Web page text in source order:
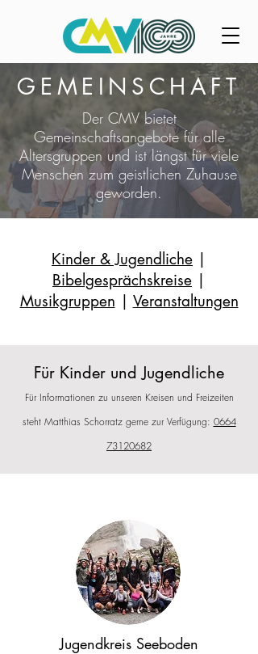
GEMEINSCHAFT
Der CMV bietet
Gemeinschaftsangebote für alle
Altersgruppen und ist längst für viele
Menschen zum geistlichen Zuhause
geworden.
Kinder & Jugendliche |
Bibelgesprächskreise |
Musikgruppen | Veranstaltungen
Für Kinder und Jugendliche
Für Informationen zu unseren Kreisen und Freizeiten
steht Matthias Schorratz gernezur Verfügung: 0664
73120682
Jugendkreis Seeboden